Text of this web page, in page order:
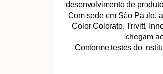
desenvolvimento de
Com sede em São Paulo,
Color Colorato, Trivitt,
chegam
Conforme testes do